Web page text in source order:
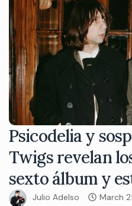
Psicodelia y
Twigs revelan
sexto álbum y
Julio Adelso March